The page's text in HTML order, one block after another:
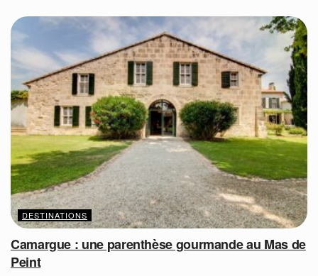
DESTINATIONS
Camargue : une parenthèse gourmande au Mas de
Peint